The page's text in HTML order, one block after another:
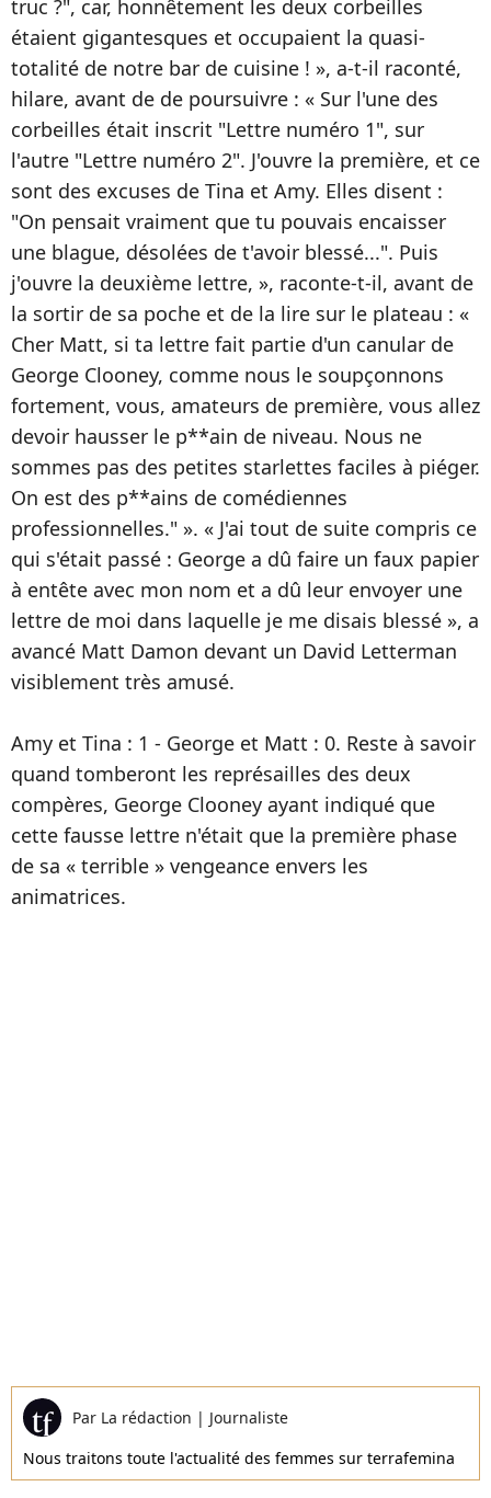
truc ?", car, honnêtement les deux corbeilles
étaient gigantesques et occupaient la quasi-
totalité de notre bar de cuisine ! », a-t-il raconté,
hilare, avant de de poursuivre : « Sur l'une des
corbeilles était inscrit "Lettre numéro 1", sur
l'autre "Lettre numéro 2". J'ouvre la première, et ce
sont des excuses de Tina et Amy. Elles disent :
"On pensait vraiment que tu pouvais encaisser
une blague, désolées de t'avoir blessé...". Puis
j'ouvre la deuxième lettre, », raconte-t-il, avant de
la sortir de sa poche et de la lire sur le plateau : «
Cher Matt, si ta lettre fait partie d'un canular de
George Clooney, comme nous le soupçonnons
fortement, vous, amateurs de première, vous allez
devoir hausser le p**ain de niveau. Nous ne
sommes pas des petites starlettes faciles à piéger.
On est des p**ains de comédiennes
professionnelles." ». « J'ai tout de suite compris ce
qui s'était passé : George a dû faire un faux papier
à entête avec mon nom et a dû leur envoyer une
lettre de moi dans laquelle je me disais blessé », a
avancé Matt Damon devant un David Letterman
visiblement très amusé.
Amy et Tina : 1 - George et Matt : 0. Reste à savoir
quand tomberont les représailles des deux
compères, George Clooney ayant indiqué que
cette fausse lettre n'était que la première phase
de sa « terrible » vengeance envers les
animatrices.
Par La rédaction | Journaliste
Nous traitons toute l'actualité des femmes sur terrafemina